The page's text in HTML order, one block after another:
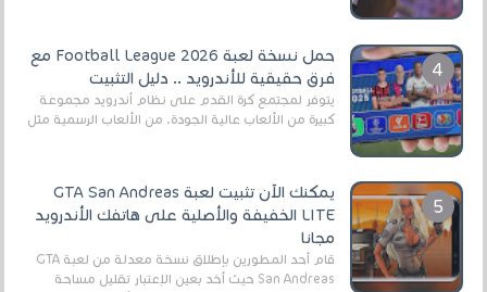
حمل نسخة لعبة Football League 2026 مع
فرق حقيقية للأندرويد .. دليل التثبيت
يتوفر لمجتمع كرة القدم على نظام أندرويد مجموعة
كبيرة من الألعاب عالية الجودة. من الألعاب الرسمية مثل
يمكنك الآن تثبيت لعبة GTA San Andreas
LITE الخفيفة والأصلية على هاتفك الأندرويد
مجانا
قام أحد المطورين بإطلاق نسخة معدلة من لعبة GTA
San Andreas حيث أخد بعين الإعتبار تقليل مساحة